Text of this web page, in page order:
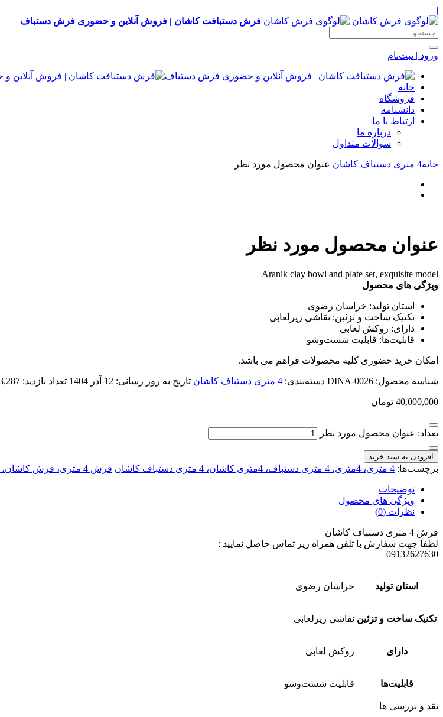
|
فرش دستبافت کاشان | فروش آنلاین و حضوری فرش دستباف
ورود | ثبت‌نام
خانه
فروشگاه
دانشنامه
ارتباط با ما
درباره ما
سوالات متداول
خانه4 متری دستباف کاشان عنوان محصول مورد نظر
عنوان محصول مورد نظر
Aranik clay bowl and plate set, exquisite model
ویژگی های محصول
استان تولید: خراسان رضوی
تکنیک ساخت و تزئین: نقاشی زیرلعابی
دارای: روکش لعابی
قابلیت‌ها: قابلیت شست‌وشو
امکان خرید حضوری کلیه محصولات فراهم می باشد.
شناسه محصول: DINA-0026 دسته‌بندی: 4 متری دستباف کاشان تاریخ به روز رسانی: 12 آذر 1404 تعداد بازدید: 3,287
40,000,000 تومان
تعداد: عنوان محصول مورد نظر
افزودن به سبد خرید
برچسب‌ها: 4 متری، 4متری، 4 متری دستباف، 4متری کاشان، 4 متری دستباف کاشان فرش 4 متری، فرش کاشان، فرش دستبافت کاشان
توضیحات
ویژگی های محصول
نظرات (0)
فرش 4 متری دستباف کاشان
لطفا جهت سفارش با تلفن همراه زیر تماس حاصل نمایید :
09132627630
استان تولید خراسان رضوی
تکنیک ساخت و تزئین نقاشی زیرلعابی
دارای روکش لعابی
قابلیت‌ها قابلیت شست‌وشو
نقد و بررسی ها